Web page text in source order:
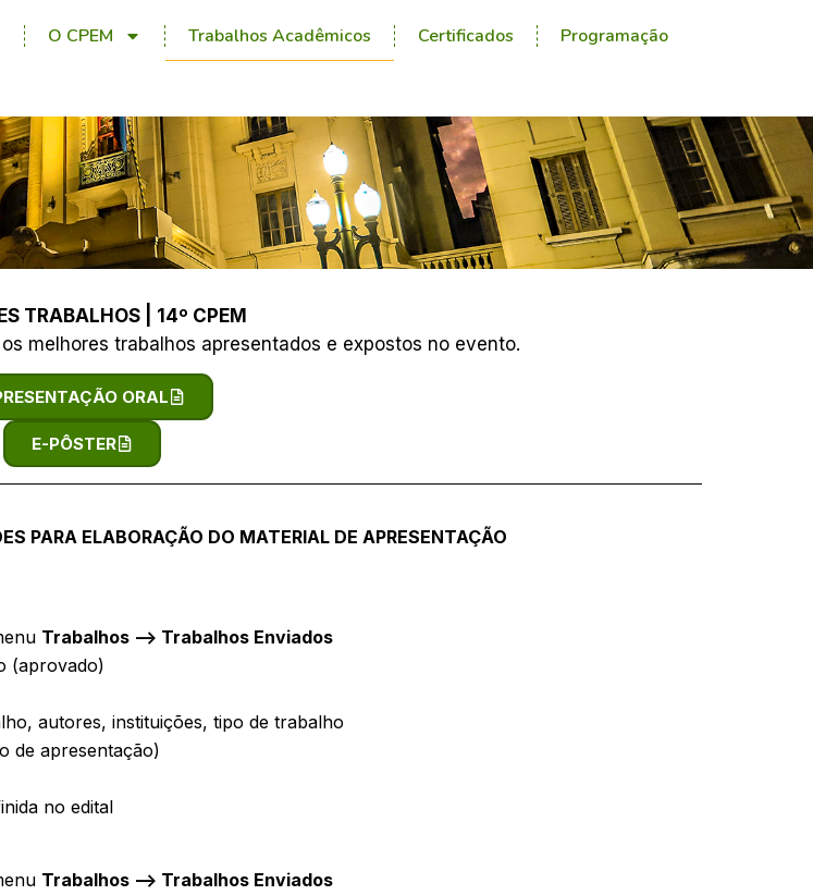
O CPEM Trabalhos Acadêmicos Certificados Programação
TRABALHOS | 14º CPEM
melhores trabalhos apresentados e expostos no evento.
ORAL
E-PÔSTER
PARA ELABORAÇÃO DO MATERIAL DE APRESENTAÇÃO
Trabalhos –> Trabalhos Enviados
(aprovado)
autores, instituições, tipo de trabalho
de apresentação)
no edital
Trabalhos –> Trabalhos Enviados